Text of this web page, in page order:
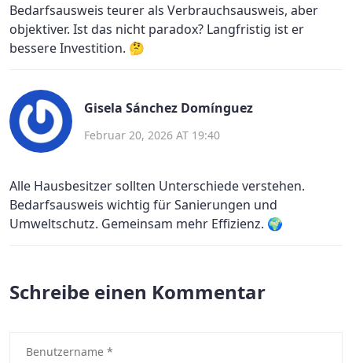
Bedarfsausweis teurer als Verbrauchsausweis, aber
objektiver. Ist das nicht paradox? Langfristig ist er
bessere Investition. 🤔
Gisela Sánchez Domínguez
Februar 20, 2026 AT 19:40
Alle Hausbesitzer sollten Unterschiede verstehen.
Bedarfsausweis wichtig für Sanierungen und
Umweltschutz. Gemeinsam mehr Effizienz. 🌍
Schreibe einen Kommentar